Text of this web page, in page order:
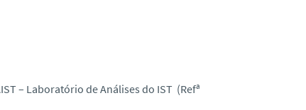
– Laboratório de Análises do IST (Refª